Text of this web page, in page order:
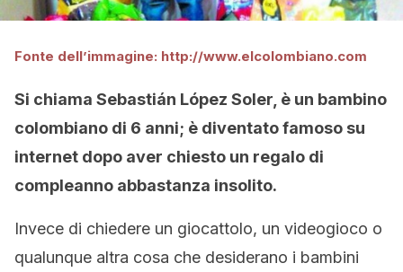
Fonte dell’immagine: http://www.elcolombiano.com
Si chiama Sebastián López Soler, è un bambino
colombiano di 6 anni; è diventato famoso su
internet dopo aver chiesto un regalo di
compleanno abbastanza insolito.
Invece di chiedere un giocattolo, un videogioco o
qualunque altra cosa che desiderano i bambini